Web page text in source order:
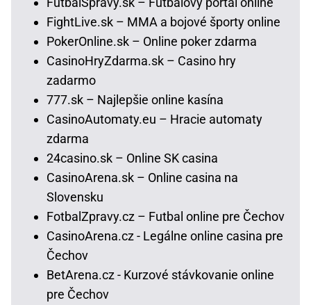
FightLive.sk – MMA a bojové športy online
PokerOnline.sk – Online poker zdarma
CasinoHryZdarma.sk – Casino hry
zadarmo
777.sk – Najlepšie online kasína
CasinoAutomaty.eu – Hracie automaty
zdarma
24casino.sk – Online SK casina
CasinoArena.sk – Online casina na
Slovensku
FotbalZpravy.cz – Futbal online pre Čechov
CasinoArena.cz - Legálne online casina pre
Čechov
BetArena.cz - Kurzové stávkovanie online
pre Čechov